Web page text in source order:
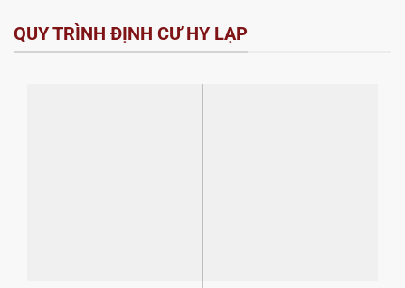
QUY TRÌNH ĐỊNH CƯ HY LẠP